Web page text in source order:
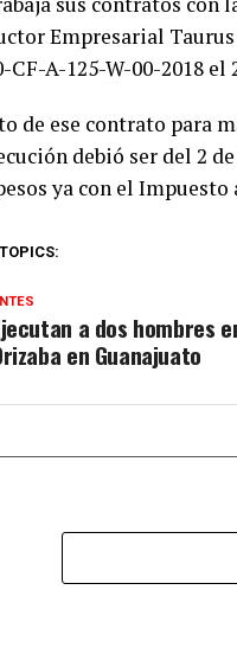
Empresarial
CF-A-125-W-00-2018 el
de ese contrato para
debió ser del 2
ya con el
a dos hombres
en Guanajuato